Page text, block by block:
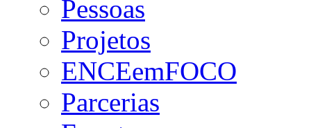
Pessoas
Projetos
ENCEemFOCO
Parcerias